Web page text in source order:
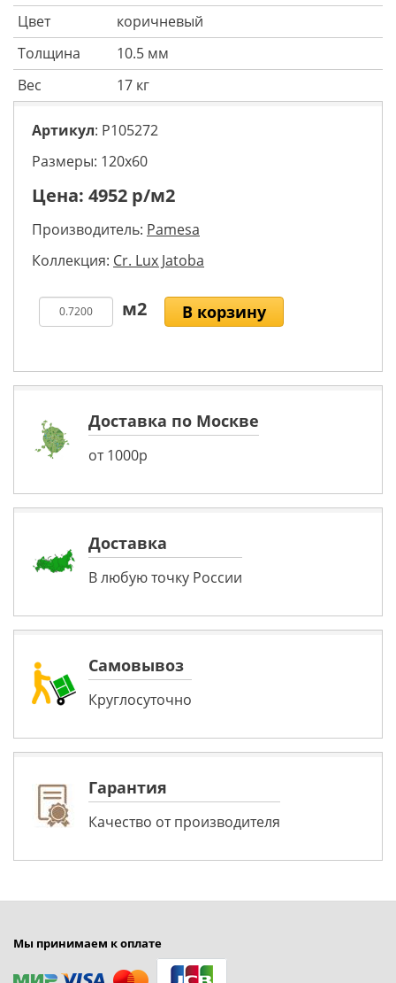
Цвет
коричневый
Толщина
10.5 мм
Вес
17 кг
Артикул: P105272
Размеры: 120х60
Цена: 4952 р/м2
Производитель: Pamesa
Коллекция: Cr. Lux Jatoba
В корзину
Доставка по Москве
от 1000р
Доставка
В любую точку России
Самовывоз
Круглосуточно
Гарантия
Качество от производителя
Мы принимаем к оплате